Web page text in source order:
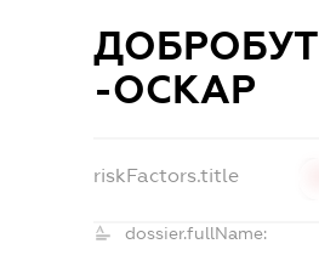
ДОБРОБУТ
-ОСКАР
riskFactors.title
dossier.fullName: